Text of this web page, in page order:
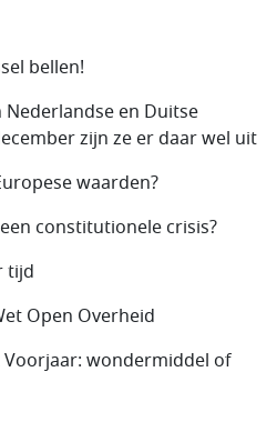
bellen!
en Duitse
zijn ze er daar wel uit
waarden?
constitutionele crisis?
tijd
Open Overheid
wondermiddel of